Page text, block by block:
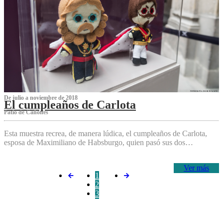
De julio a noviembre de 2018
El cumpleaños de Carlota
Patio de Cañones
Esta muestra recrea, de manera lúdica, el cumpleaños de Carlota,
esposa de Maximiliano de Habsburgo, quien pasó sus dos…
Ver más
1
2
3